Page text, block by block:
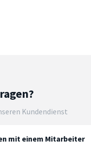
Kundendienst
mit einem Mitarbeiter